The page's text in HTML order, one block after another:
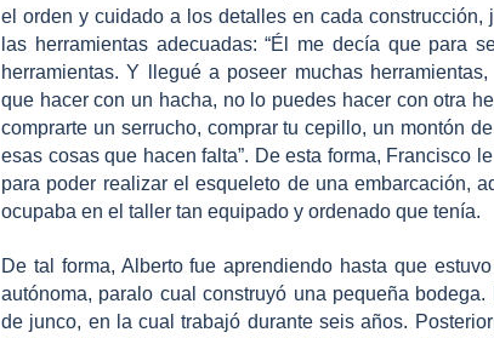
el orden y cuidado a los detalles en cada construcción,
las herramientas adecuadas: “Él me decía que para
herramientas. Y llegué a poseer muchas
que hacer con un hacha, no lo puedes hacer con otra
comprarte un serrucho, comprar tu cepillo, un montón
esas cosas que hacen falta”. De esta forma, Francisco
para poder realizar el esqueleto de una embarcación,
ocupaba en el taller tan equipado y ordenado que tenía.
De tal forma, Alberto fue aprendiendo hasta que
autónoma, paralo cual construyó una pequeña
de junco, en la cual trabajó durante seis años.